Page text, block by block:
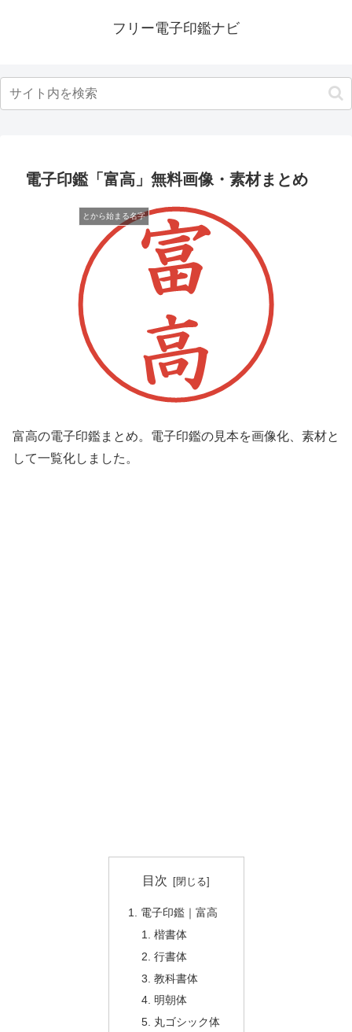
フリー電子印鑑ナビ
電子印鑑「富高」無料画像・素材まとめ
とから始まる名字
富高の電子印鑑まとめ。電子印鑑の見本を画像化、素材と
して一覧化しました。
目次
電子印鑑｜富高
楷書体
行書体
教科書体
明朝体
丸ゴシック体